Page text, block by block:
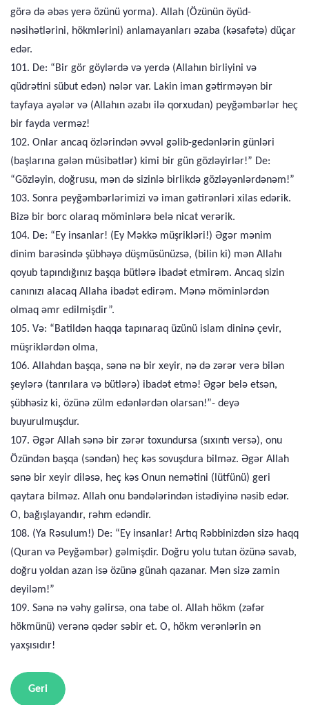
görə də əbəs yerə özünü yorma). Allah (Özünün öyüd-
nəsihətlərini, hökmlərini) anlamayanları əzaba (kəsafətə) düçar
edər.
101. De: “Bir gör göylərdə və yerdə (Allahın birliyini və
qüdrətini sübut edən) nələr var. Lakin iman gətirməyən bir
tayfaya ayələr və (Allahın əzabı ilə qorxudan) peyğəmbərlər heç
bir fayda verməz!
102. Onlar ancaq özlərindən əvvəl gəlib-gedənlərin günləri
(başlarına gələn müsibətlər) kimi bir gün gözləyirlər!” De:
“Gözləyin, doğrusu, mən də sizinlə birlikdə gözləyənlərdənəm!”
103. Sonra peyğəmbərlərimizi və iman gətirənləri xilas edərik.
Bizə bir borc olaraq möminlərə belə nicat verərik.
104. De: “Ey insanlar! (Ey Məkkə müşrikləri!) Əgər mənim
dinim barəsində şübhəyə düşmüsünüzsə, (bilin ki) mən Allahı
qoyub tapındığınız başqa bütlərə ibadət etmirəm. Ancaq sizin
canınızı alacaq Allaha ibadət edirəm. Mənə möminlərdən
olmaq əmr edilmişdir”.
105. Və: “Batildən haqqa tapınaraq üzünü islam dininə çevir,
müşriklərdən olma,
106. Allahdan başqa, sənə nə bir xeyir, nə də zərər verə bilən
şeylərə (tanrılara və bütlərə) ibadət etmə! Əgər belə etsən,
şübhəsiz ki, özünə zülm edənlərdən olarsan!”- deyə
buyurulmuşdur.
107. Əgər Allah sənə bir zərər toxundursa (sıxıntı versə), onu
Özündən başqa (səndən) heç kəs sovuşdura bilməz. Əgər Allah
sənə bir xeyir diləsə, heç kəs Onun nemətini (lütfünü) geri
qaytara bilməz. Allah onu bəndələrindən istədiyinə nəsib edər.
O, bağışlayandır, rəhm edəndir.
108. (Ya Rəsulum!) De: “Ey insanlar! Artıq Rəbbinizdən sizə haqq
(Quran və Peyğəmbər) gəlmişdir. Doğru yolu tutan özünə savab,
doğru yoldan azan isə özünə günah qazanar. Mən sizə zamin
deyiləm!”
109. Sənə nə vəhy gəlirsə, ona tabe ol. Allah hökm (zəfər
hökmünü) verənə qədər səbir et. O, hökm verənlərin ən
yaxşısıdır!
Geri